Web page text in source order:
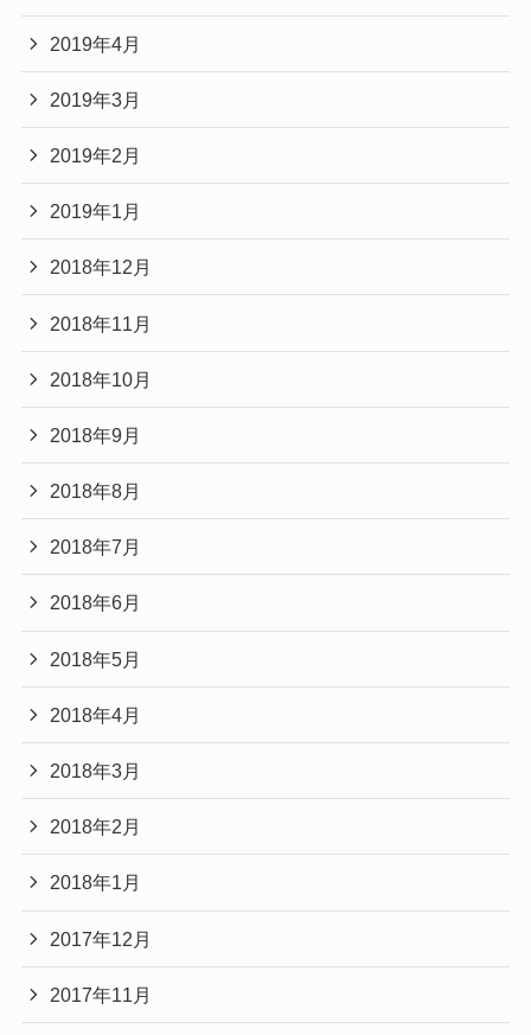
2019年4月
2019年3月
2019年2月
2019年1月
2018年12月
2018年11月
2018年10月
2018年9月
2018年8月
2018年7月
2018年6月
2018年5月
2018年4月
2018年3月
2018年2月
2018年1月
2017年12月
2017年11月